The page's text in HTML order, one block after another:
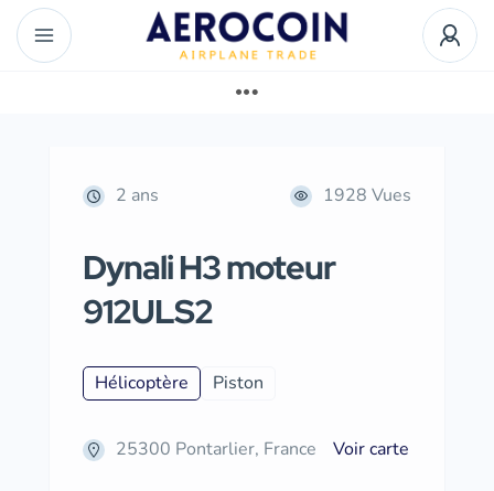
2 ans 1928 Vues
Dynali H3 moteur
912ULS2
Hélicoptère Piston
25300 Pontarlier, France Voir carte